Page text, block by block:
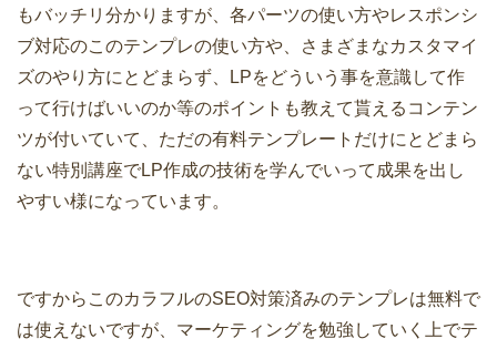
もバッチリ分かりますが、各パーツの使い方やレスポンシ
ブ対応のこのテンプレの使い方や、さまざまなカスタマイ
ズのやり方にとどまらず、LPをどういう事を意識して作
って行けばいいのか等のポイントも教えて貰えるコンテン
ツが付いていて、ただの有料テンプレートだけにとどまら
ない特別講座でLP作成の技術を学んでいって成果を出し
やすい様になっています。
ですからこのカラフルのSEO対策済みのテンプレは無料で
は使えないですが、マーケティングを勉強していく上でテ